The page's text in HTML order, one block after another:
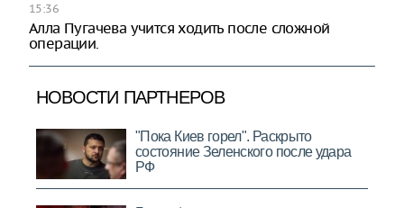
15:36
Алла Пугачева учится ходить после сложной
операции.